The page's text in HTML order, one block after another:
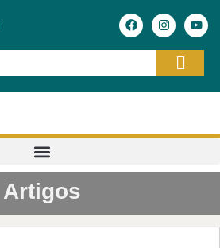
Artigos